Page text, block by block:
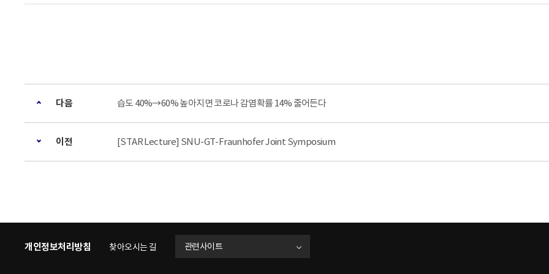
다음 습도 40%→60% 높아지면 코로나 감염확률 14% 줄어든다
이전 [STAR Lecture] SNU-GT-Fraunhofer Joint Symposium
개인정보처리방침 찾아오시는 길 관련사이트